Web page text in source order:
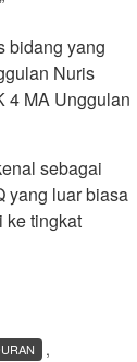
bidang yang
Nuris
4 MA Unggulan
sebagai
yang luar biasa
ke tingkat
,